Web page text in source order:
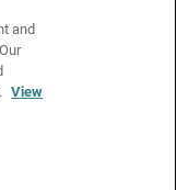
and
View